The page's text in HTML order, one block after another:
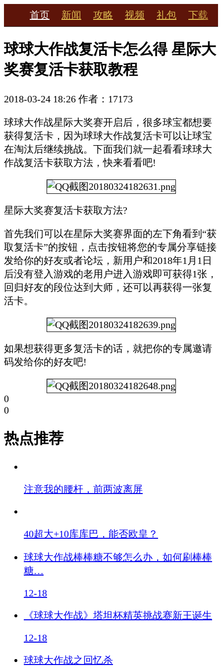
首页 新闻 攻略 视频 礼包 下载
球球大作战复活卡怎么得 星际大
奖赛复活卡获取教程
2018-03-24 18:26 作者：17173
球球大作战星际大奖赛开启后，很多球宝都想要
获得复活卡，因为球球大作战复活卡可以让球宝
在淘汰后继续挑战。下面我们就一起看看球球大
作战复活卡获取方法，快来看看吧!
星际大奖赛复活卡获取方法?
首先我们可以在星际大奖赛界面的左下角看到“获
取复活卡”的按钮，点击按钮将您的专属分享链接
发给你的好友或者论坛，新用户和2018年1月1日
后没有登入游戏的老用户进入游戏即可获得1张，
回归好友的段位达到大师，还可以再获得一张复
活卡。
如果想获得更多复活卡的话，就把你的专属邀请
码发给你的好友吧!
0
0
热点推荐
注意我的腰杆，前两波离屏
40超大+10库库巴，能否欧皇？
球球大作战棒棒糖不够怎么办，如何刷棒棒
糖…
12-18
《球球大作战》塔坦杯精英挑战赛新王诞生
12-18
球球大作战之回忆杀